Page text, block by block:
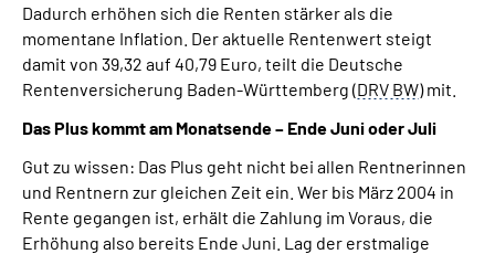
Inhalte in Gebärdensprache (DGS)
Leichte Sprache
Suche
Mein Kundenportal
Dadurch erhöhen sich die Renten stärker als die
momentane Inflation. Der aktuelle Rentenwert steigt
damit von 39,32 auf 40,79 Euro, teilt die Deutsche
Rentenversicherung Baden-Württemberg (DRV BW) mit.
Das Plus kommt am Monatsende – Ende Juni oder Juli
Gut zu wissen: Das Plus geht nicht bei allen Rentnerinnen
und Rentnern zur gleichen Zeit ein. Wer bis März 2004 in
Rente gegangen ist, erhält die Zahlung im Voraus, die
Erhöhung also bereits Ende Juni. Lag der erstmalige